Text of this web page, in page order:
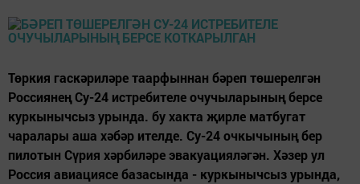
Төркия гаскәриләре таарфыннан бәреп төшерелгән
Россиянең Су-24 истребителе очучыларының берсе
куркынычсыз урында. бу хакта җирле матбугат
чаралары аша хәбәр ителде. Су-24 очкычының бер
пилотын Сүрия хәрбиләре эвакуацияләгән. Хәзер ул
Россия авиациясе базасында - куркынычсыз урында,